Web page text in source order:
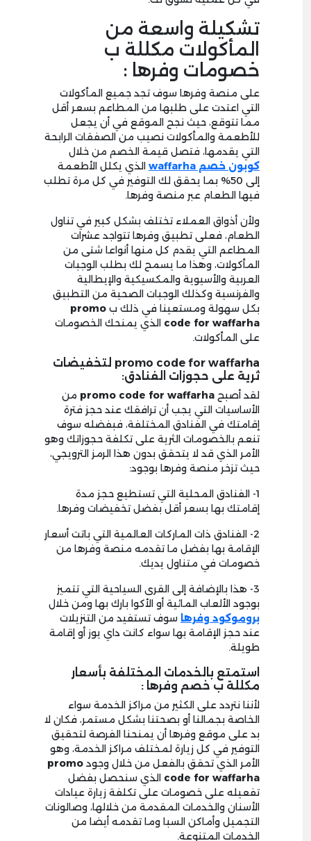
تشكيلة واسعة من
المأكولات مكللة ب
خصومات وفرها :
على منصة وفرها سوف تجد جميع المأكولات
التي اعتدت على طلبها من المطاعم بسعر أقل
مما تتوقع، حيث نجح الموقع في أن يجعل
للأطعمة والمأكولات نصيب من الصفقات الرابحة
التي يقدمها، فتصل قيمة الخصم من خلال
كوبون خصم waffarha
الذي يكلل الأطعمة
إلى 50% بما يحقق لك التوفير في كل مرة تطلب
فيها الطعام عبر منصة وفرها.
ولأن أذواق العملاء تختلف بشكل كبير في تناول
الطعام، فعلى تطبيق وفرها تتواجد عشرات
المطاعم التي يقدم كل منها أنواعا شتى من
المأكولات، وهذا ما يسمح لك بطلب الوجبات
العربية والأسيوية والمكسيكية والإيطالية
والفرنسية وكذلك الوجبات الصحية من التطبيق
بكل سهولة ومستعينا في ذلك ب promo
code for waffarha الذي يمنحك الخصومات
على المأكولات.
promo code for waffarha لتخفيضات
ثرية على حجوزات الفنادق:
لقد أصبح promo code for waffarha من
الأساسيات التي يجب أن ترافقك عند حجز فترة
إقامتك في الفنادق المختلفة، فبفضله سوف
تنعم بالخصومات الثرية على تكلفة حجوزاتك وهو
الأمر الذي قد لا يتحقق بدون هذا الرمز الترويجي،
حيث تزخر منصة وفرها بوجود:
1- الفنادق المحلية التي تستطيع حجز مدة
إقامتك بها بسعر أقل بفضل تخفيضات وفرها.
2- الفنادق ذات الماركات العالمية التي باتت أسعار
الإقامة بها بفضل ما تقدمه منصة وفرها من
خصومات في متناول يديك.
3- هذا بالإضافة إلى القرى السياحية التي تتميز
بوجود الألعاب المائية أو الأكوا بارك بها ومن خلال
بروموكود وفرها سوف تستفيد من التنزيلات
عند حجز الإقامة بها سواء كانت داي يوز أو إقامة
طويلة.
استمتع بالخدمات المختلفة بأسعار
مكللة ب خصم وفرها :
لأننا نتردد على الكثير من مراكز الخدمة سواء
الخاصة بجمالنا أو بصحتنا بشكل مستمر، فكان لا
بد على موقع وفرها أن يمنحنا الفرصة لتحقيق
التوفير في كل زيارة لمختلف مراكز الخدمة، وهو
الأمر الذي تحقق بالفعل من خلال وجود promo
code for waffarha الذي سنحصل بفضل
تفعيله على خصومات على تكلفة زيارة عيادات
الأسنان والخدمات المقدمة من خلالها، وصالونات
التجميل وأماكن السبا وما تقدمه أيضا من
الخدمات المتنوعة.